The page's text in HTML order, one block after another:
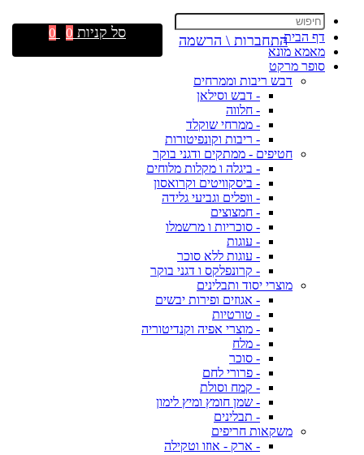
דף הבית
מאמא מונא
סופר מרקט
דבש ריבות וממרחים
- דבש וסילאן
- חלווה
- ממרחי שוקלד
- ריבות וקונפיטורות
חטיפים - ממתקים ודגני בוקר
- ביגלה ו מקלות מלוחים
- ביסקוויטים וקרואסון
- וופלים וגביעי גלידה
- חמצוצים
- סוכריות ו מרשמלו
- עוגות
- עוגות ללא סוכר
- קרונפלקס ו דגני בוקר
מוצרי יסוד ותבלינים
- אגוזים ופירות יבשים
- טורטיות
- מוצרי אפיה וקנדיטוריה
- מלח
- סוכר
- פרורי לחם
- קמח וסולת
- שמן חומץ ומיץ לימון
- תבלינים
משקאות חריפים
- ארק - אוזו וטקילה
התחברות \ הרשמה סל קניות 0
0